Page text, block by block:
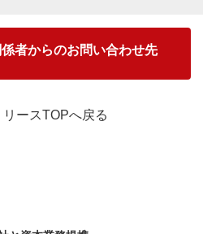
者からのお問い合わせ先
リースTOPへ戻る